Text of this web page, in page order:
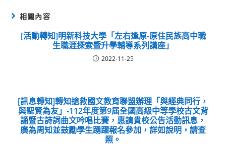
相關內容
[活動轉知]明新科技大學「左右逢原-原住民族高中職
生職涯探索暨升學輔導系列講座」
2022-11-25
[訊息轉知]轉知搶救國文教育聯盟辦理「與經典同行，
與聖賢為友」-112年度第9屆全國高級中等學校古文背
誦暨古詩詞曲文吟唱比賽，惠請貴校公告活動訊息，
廣為周知並鼓勵學生踴躍報名參加，詳如說明，請查
照。